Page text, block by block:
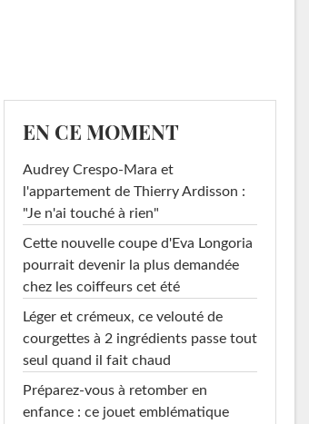
EN CE MOMENT
Audrey Crespo-Mara et
l'appartement de Thierry Ardisson :
"Je n'ai touché à rien"
Cette nouvelle coupe d'Eva Longoria
pourrait devenir la plus demandée
chez les coiffeurs cet été
Léger et crémeux, ce velouté de
courgettes à 2 ingrédients passe tout
seul quand il fait chaud
Préparez-vous à retomber en
enfance : ce jouet emblématique